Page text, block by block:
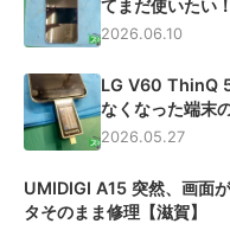
てまだ使いたい
賀】
2026.06.10
LG V60 ThinQ
なくなった端末
2026.05.27
UMIDIGI A15 突然、画面が表示できなくなった 画面交換でデー
タそのまま修理【滋賀】